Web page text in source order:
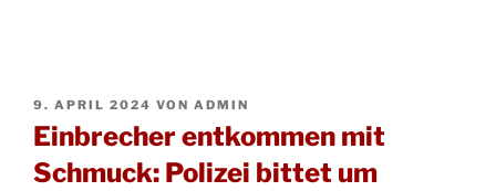
VERÖFFENTLICHT
AM
9. APRIL 2024 VON ADMIN
Einbrecher entkommen mit
Schmuck: Polizei bittet um